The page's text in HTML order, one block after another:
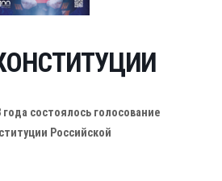
года состоялось голосование
Российской